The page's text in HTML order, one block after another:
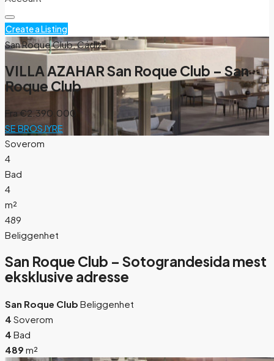
Create a Listing
San Roque Club, Cádiz
VILLA AZAHAR San Roque Club – San
Roque Club
Fra €2.390.000
SE BROSJYRE
Soverom
4
Bad
4
m²
489
Beliggenhet
San Roque Club – Sotograndesida mest
eksklusive adresse
San Roque Club Beliggenhet
4 Soverom
4 Bad
489 m²